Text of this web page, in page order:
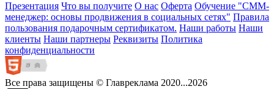
Презентация Что вы получите О нас Оферта Обучение "СМM-
менеджер: основы продвижения в социальных сетях" Правила
пользования подарочным сертификатом. Наши работы Наши
клиенты Наши партнеры Реквизиты Политика
конфиденциальности
Все права защищены © Главреклама 2020...2026